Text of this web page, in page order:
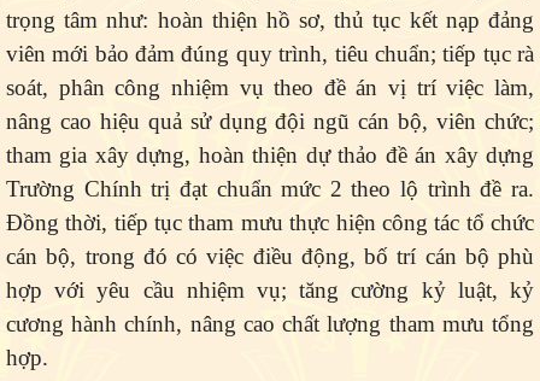
trọng tâm như: hoàn thiện hồ sơ, thủ tục kết nạp đảng
viên mới bảo đảm đúng quy trình, tiêu chuẩn; tiếp tục rà
soát, phân công nhiệm vụ theo đề án vị trí việc làm,
nâng cao hiệu quả sử dụng đội ngũ cán bộ, viên chức;
tham gia xây dựng, hoàn thiện dự thảo đề án xây dựng
Trường Chính trị đạt chuẩn mức 2 theo lộ trình đề ra.
Đồng thời, tiếp tục tham mưu thực hiện công tác tổ chức
cán bộ, trong đó có việc điều động, bố trí cán bộ phù
hợp với yêu cầu nhiệm vụ; tăng cường kỷ luật, kỷ
cương hành chính, nâng cao chất lượng tham mưu tổng
hợp.